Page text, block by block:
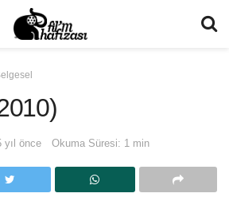
yıl önce Okuma Süresi: 1 min